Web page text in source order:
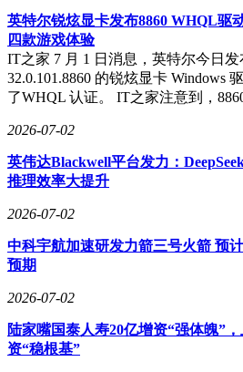
英特尔锐炫显卡发布8860 WHQL驱
四款游戏体验
IT之家 7 月 1 日消息，英特尔今日
32.0.101.8860 的锐炫显卡 Windows
了WHQL 认证。 IT之家注意到，
2026-07-02
英伟达Blackwell平台发力：
推理效率大提升
2026-07-02
中科宇航加速研发力箭三号火箭 预
预期
2026-07-02
陆家嘴国泰人寿20亿增资“强体魄”
资“稳根基”